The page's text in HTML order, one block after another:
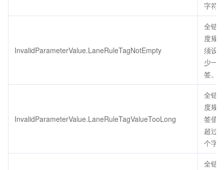
字符
InvalidParameterValue.LaneRuleTagNotEmpty
全链
度规
须设
少一
签。
InvalidParameterValue.LaneRuleTagValueTooLong
全链
度规
签值
超过
个字
全链